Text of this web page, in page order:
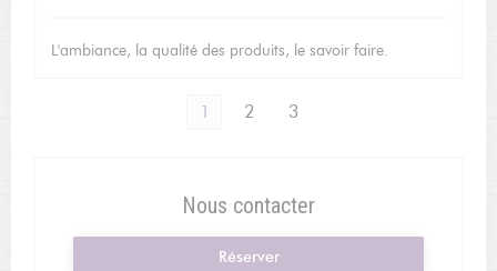
L'ambiance, la qualité des produits, le savoir faire.
1 2 3
Nous contacter
Réserver